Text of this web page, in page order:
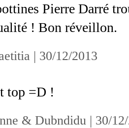
Pierre Darré
! Bon réveillon.
| 30/12/2013
top =D !
& Dubndidu | 30/